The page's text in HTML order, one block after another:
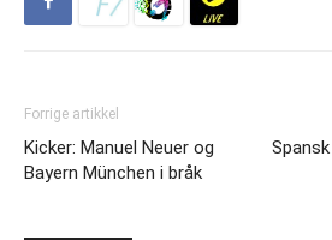
Forrige artikkel
Kicker: Manuel Neuer og
Bayern München i bråk